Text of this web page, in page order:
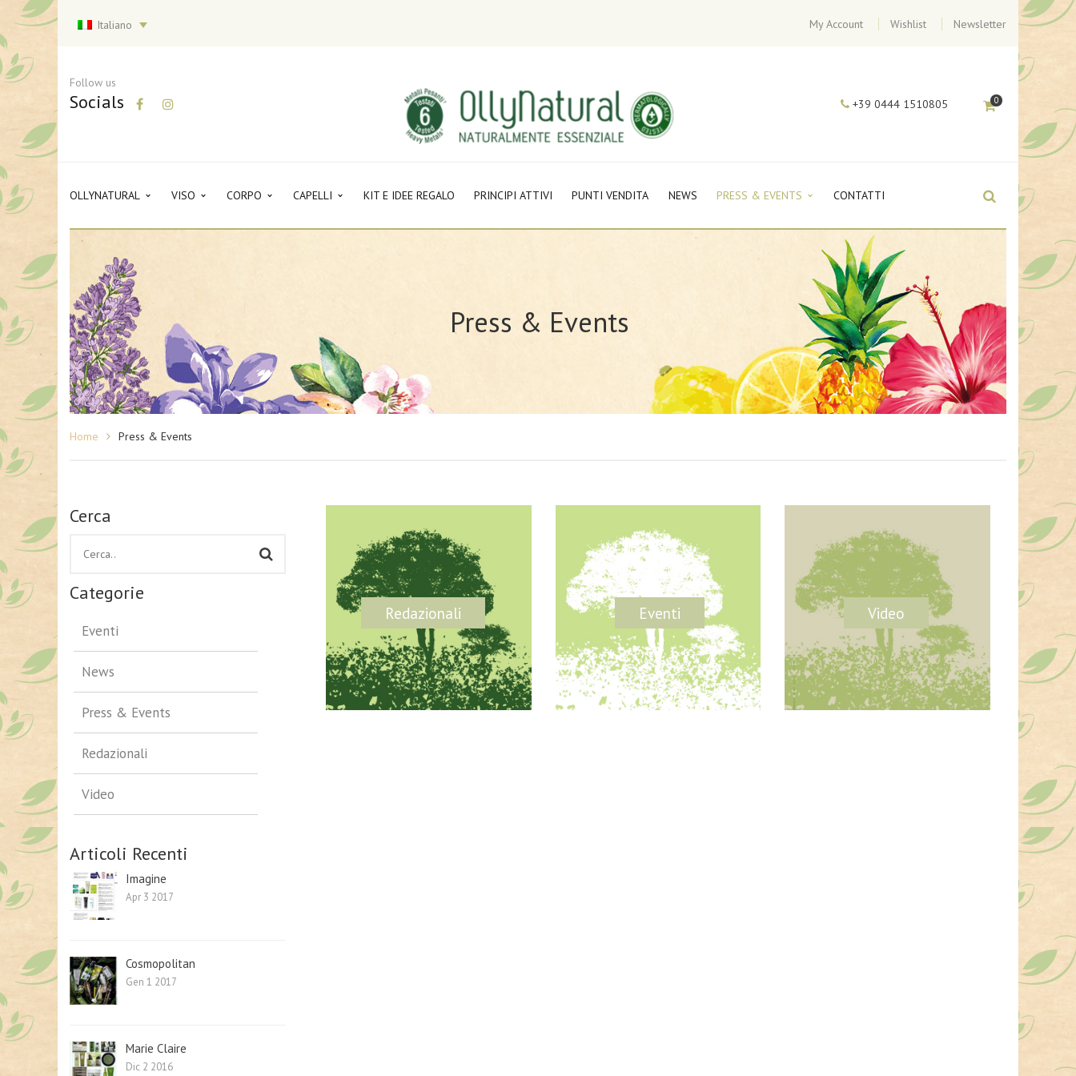
Italiano My Account Wishlist Newsletter
Follow us
Socials +39 0444 1510805 0
OLLYNATURAL VISO CORPO CAPELLI KIT E IDEE REGALO PRINCIPI ATTIVI PUNTI VENDITA NEWS PRESS & EVENTS CONTATTI
Press & Events
Home Press & Events
Cerca
Categorie
Eventi
News
Press & Events
Redazionali
Video
Articoli Recenti
Imagine
Apr 3 2017
Cosmopolitan
Gen 1 2017
Marie Claire
Dic 2 2016
Redazionali Eventi Video